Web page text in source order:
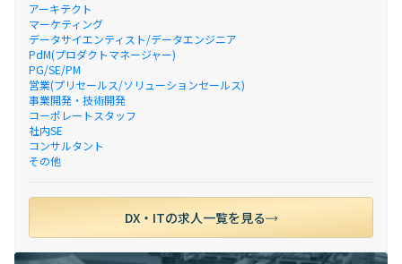
アーキテクト
マーケティング
データサイエンティスト/データエンジニア
PdM(プロダクトマネージャー)
PG/SE/PM
営業(プリセールス/ソリューションセールス)
事業開発・技術開発
コーポレートスタッフ
社内SE
コンサルタント
その他
DX・ITの求人一覧を見る